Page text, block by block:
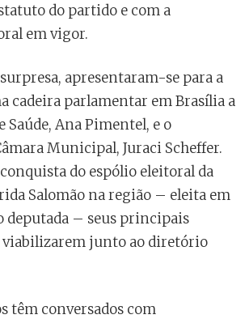
do partido e com a
em vigor.
apresentaram-se para a
cadeira parlamentar em Brasília a
Saúde, Ana Pimentel, e o
Municipal, Juraci Scheffer.
do espólio eleitoral da
Salomão na região – eleita em
deputada – seus principais
viabilizarem junto ao diretório
têm conversados com